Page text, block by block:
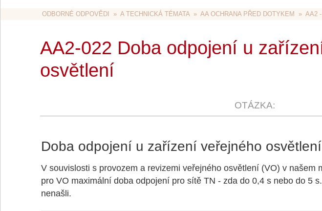
ODBORNÉ ODPOVĚDI
  »
A TECHNICKÁ TÉMATA
  »
AA OCHRANA PŘED DOTYKEM
  »
AA2
AA2-022 Doba odpojení u
osvětlení
Doba odpojení u zařízení veřejného osvětlení
V souvislosti s provozem a revizemi veřejného osvětlení (VO) v našem
pro VO maximální doba odpojení pro sítě TN - zda do 0,4 s nebo do 5
nenašli.